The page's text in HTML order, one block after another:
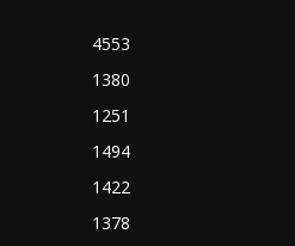
4553
1380
1251
1494
1422
1378